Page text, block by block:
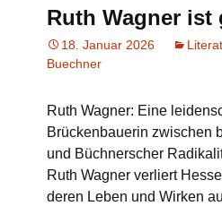
Ruth Wagner ist
18. Januar 2026
Buechner
Ruth Wagner: Eine
Brückenbauerin zwischen
und Büchnerscher
Ruth Wagner verliert
deren Leben und Wirken